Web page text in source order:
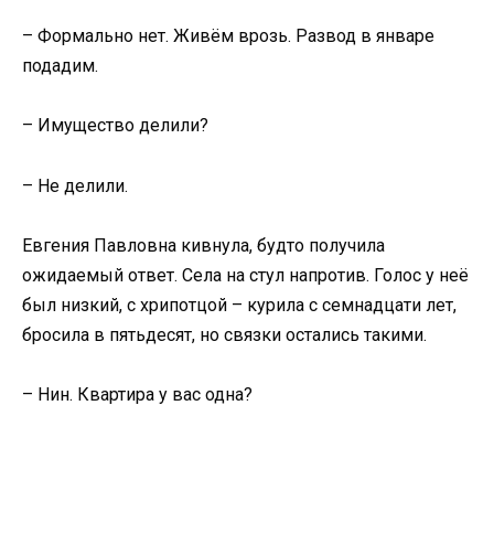
– Формально нет. Живём врозь. Развод в январе
подадим.
– Имущество делили?
– Не делили.
Евгения Павловна кивнула, будто получила
ожидаемый ответ. Села на стул напротив. Голос у неё
был низкий, с хрипотцой – курила с семнадцати лет,
бросила в пятьдесят, но связки остались такими.
– Нин. Квартира у вас одна?